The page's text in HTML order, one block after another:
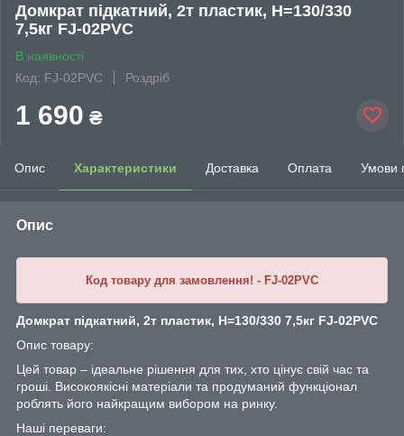
Домкрат підкатний, 2т пластик, H=130/330
7,5кг FJ-02PVC
В наявності
Код: FJ-02PVC
Роздріб
1 690 ₴
Опис Характеристики Доставка Оплата Умови
Опис
Код товару для замовлення! - FJ-02PVC
Домкрат підкатний, 2т пластик, H=130/330 7,5кг FJ-02PVC
Опис товару:
Цей товар – ідеальне рішення для тих, хто цінує свій час та
гроші. Високоякісні матеріали та продуманий функціонал
роблять його найкращим вибором на ринку.
Наші переваги: